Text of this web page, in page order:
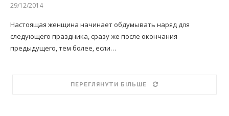
29/12/2014
Настоящая женщина начинает обдумывать наряд для
следующего праздника, сразу же после окончания
предыдущего, тем более, если…
ПЕРЕГЛЯНУТИ БІЛЬШЕ